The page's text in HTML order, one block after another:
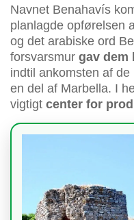
Navnet Benahavís
planlagde opførelsen
og det arabiske ord
forsvarsmur gav dem
indtil ankomsten af
en del af Marbella. I
vigtigt center for